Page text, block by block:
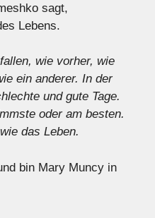
sagt,
Lebens.
wie vorher, wie
ein anderer. In der
und gute Tage.
oder am besten.
das Leben.
bin Mary Muncy in